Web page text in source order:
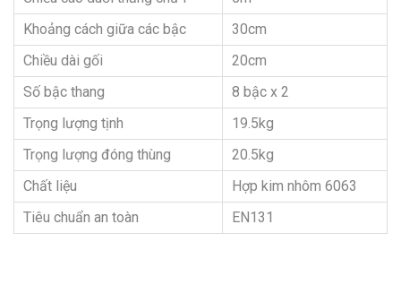
Khoảng cách giữa các bậc
30cm
Chiều dài gối
20cm
Số bậc thang
8 bậc x 2
Trọng lượng tịnh
19.5kg
Trọng lượng đóng thùng
20.5kg
Chất liệu
Hợp kim nhôm 6063
Tiêu chuẩn an toàn
EN131